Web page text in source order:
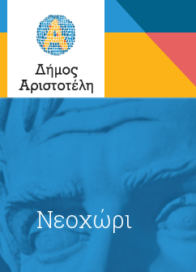
Νεοχώρι